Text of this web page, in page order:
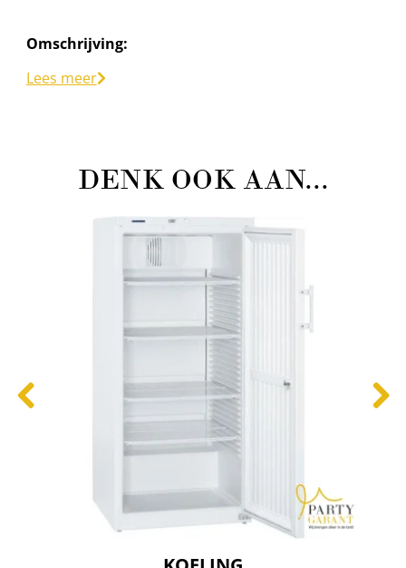
Omschrijving:
Heineken David fust 20L
Lees meer
DENK OOK AAN...